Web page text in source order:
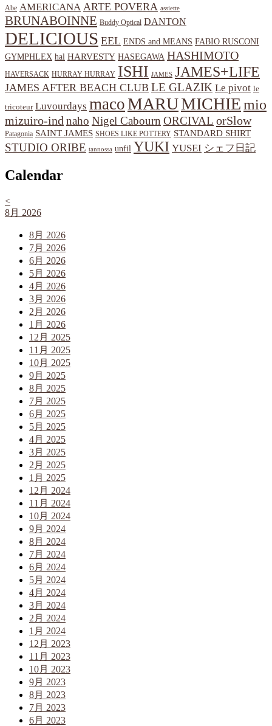
Abe AMERICANA ARTE POVERA assiette
BRUNABOINNE Buddy Optical DANTON
DELICIOUS EEL ENDS and MEANS FABIO RUSCONI
GYMPHLEX hal HARVESTY HASEGAWA HASHIMOTO
HAVERSACK HURRAY HURRAY ISHI JAMES JAMES+LIFE
JAMES AFTER BEACH CLUB LE GLAZIK Le pivot le
tricoteur Luvourdays macoMARUMICHIEmio
mizuiro-ind naho Nigel Cabourn ORCIVAL orSlow
Patagonia SAINT JAMES SHOES LIKE POTTERY STANDARD SHIRT
STUDIO ORIBE tannossa unfil YUKI YUSEI シェフ日記
Calendar
<
8月 2026
8月 2026
7月 2026
6月 2026
5月 2026
4月 2026
3月 2026
2月 2026
1月 2026
12月 2025
11月 2025
10月 2025
9月 2025
8月 2025
7月 2025
6月 2025
5月 2025
4月 2025
3月 2025
2月 2025
1月 2025
12月 2024
11月 2024
10月 2024
9月 2024
8月 2024
7月 2024
6月 2024
5月 2024
4月 2024
3月 2024
2月 2024
1月 2024
12月 2023
11月 2023
10月 2023
9月 2023
8月 2023
7月 2023
6月 2023